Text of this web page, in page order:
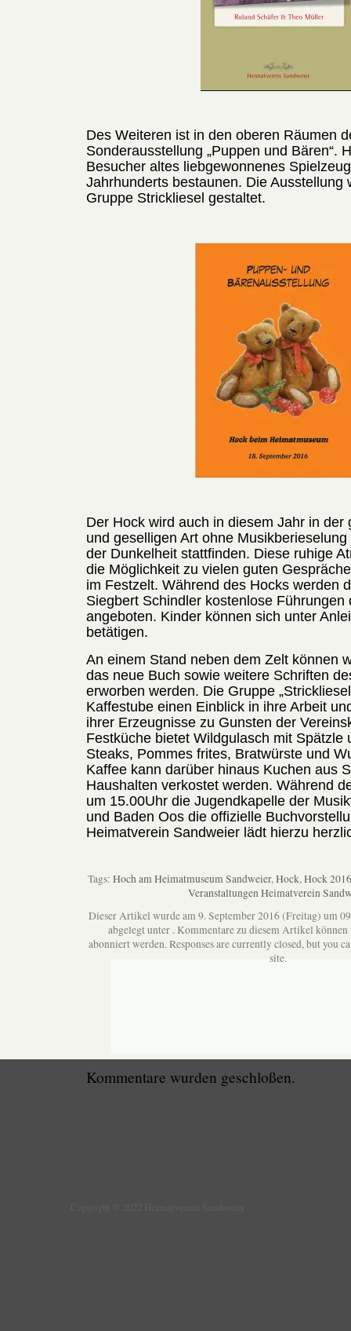
Des Weiteren ist in den oberen Räumen
Sonderausstellung „Puppen und Bären“.
Besucher altes liebgewonnenes
Jahrhunderts bestaunen. Die Ausstellung
Gruppe Strickliesel gestaltet.
Der Hock wird auch in diesem Jahr in der
und geselligen Art ohne
der Dunkelheit stattfinden. Diese ruhige
die Möglichkeit zu vielen guten
im Festzelt. Während des Hocks werden
Siegbert Schindler kostenlose Führungen
angeboten. Kinder können sich unter
betätigen.
An einem Stand neben dem Zelt können
das neue Buch sowie weitere Schriften
erworben werden. Die Gruppe
Kaffestube einen Einblick in ihre Arbeit
ihrer Erzeugnisse zu Gunsten der
Festküche bietet Wildgulasch mit Spätzle
Steaks, Pommes frites, Bratwürste und
Kaffee kann darüber hinaus Kuchen aus
Haushalten verkostet werden. Während
um 15.00Uhr die Jugendkapelle der
und Baden Oos die offizielle
Heimatverein Sandweier lädt hierzu
Tags: Hoch am Heimatmuseum Sandweier, Hock, Hock 2016
Veranstaltungen Heimatverein
Dieser Artikel wurde am 9. September 2016 (Freitag) um
abgelegt unter . Kommentare zu diesem Artikel
abonniert werden. Responses are currently closed, but you
site.
Kommentare wurden geschloßen.